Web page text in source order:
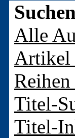
Suchen
Alle
Artikel
Titel-
Titel-